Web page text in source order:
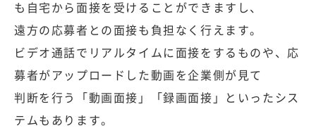
も自宅から面接を受けることができますし、
遠方の応募者との面接も負担なく行えます。
ビデオ通話でリアルタイムに面接をするものや、応
募者がアップロードした動画を企業側が見て
判断を行う「動画面接」「録画面接」といったシス
テムもあります。